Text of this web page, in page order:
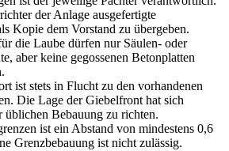
der Anlage ausgefertigte
Kopie dem Vorstand zu übergeben.
die Laube dürfen nur Säulen- oder
aber keine gegossenen Betonplatten
ist stets in Flucht zu den vorhandenen
Die Lage der Giebelfront hat sich
üblichen Bebauung zu richten.
ist ein Abstand von mindestens 0,6
Grenzbebauung ist nicht zulässig.